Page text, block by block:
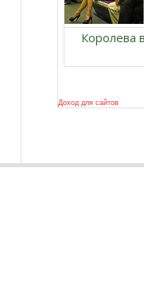
Королева
Доход для сайтов